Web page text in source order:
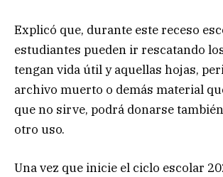
Explicó que, durante este receso
estudiantes pueden ir rescatando
tengan vida útil y aquellas hojas,
archivo muerto o demás material
que no sirve, podrá donarse
otro uso.
Una vez que inicie el ciclo escolar